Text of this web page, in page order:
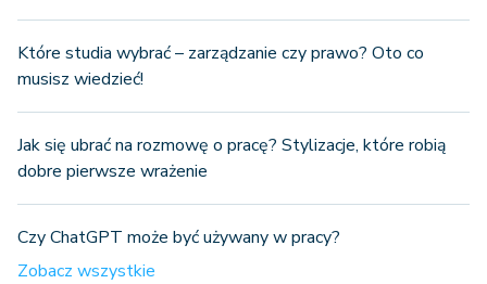
Które studia wybrać – zarządzanie czy prawo? Oto co
musisz wiedzieć!
Jak się ubrać na rozmowę o pracę? Stylizacje, które robią
dobre pierwsze wrażenie
Czy ChatGPT może być używany w pracy?
Zobacz wszystkie